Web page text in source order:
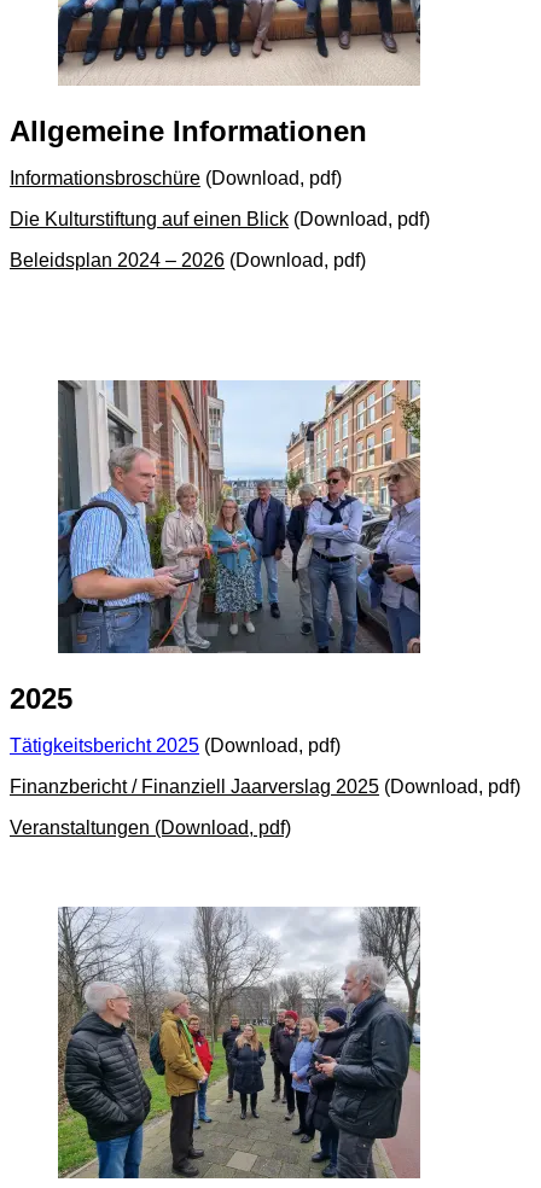
Allgemeine Informationen
Informationsbroschüre (Download, pdf)
Die Kulturstiftung auf einen Blick (Download, pdf)
Beleidsplan 2024 – 2026 (Download, pdf)
2025
Tätigkeitsbericht 2025 (Download, pdf)
Finanzbericht / Finanziell Jaarverslag 2025 (Download, pdf)
Veranstaltungen (Download, pdf)